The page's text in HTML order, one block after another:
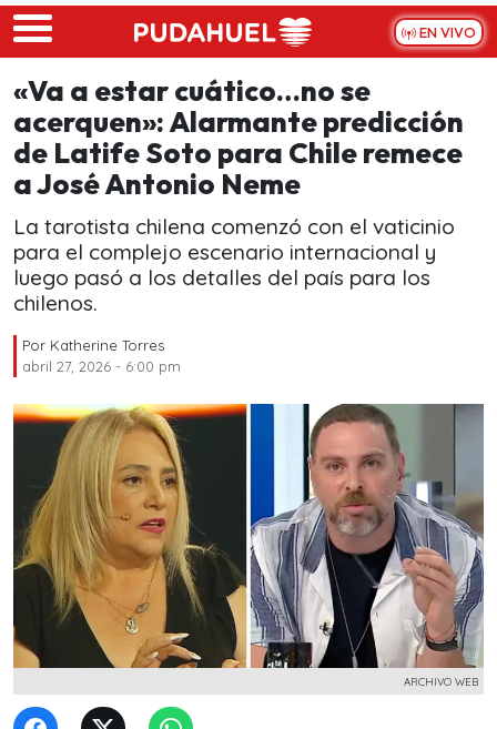
Skip to main content
EN VIVO
«Va a estar cuático…no se
acerquen»: Alarmante predicción
de Latife Soto para Chile remece
a José Antonio Neme
La tarotista chilena comenzó con el vaticinio
para el complejo escenario internacional y
luego pasó a los detalles del país para los
chilenos.
Por Katherine Torres
abril 27, 2026 - 6:00 pm
ARCHIVO WEB